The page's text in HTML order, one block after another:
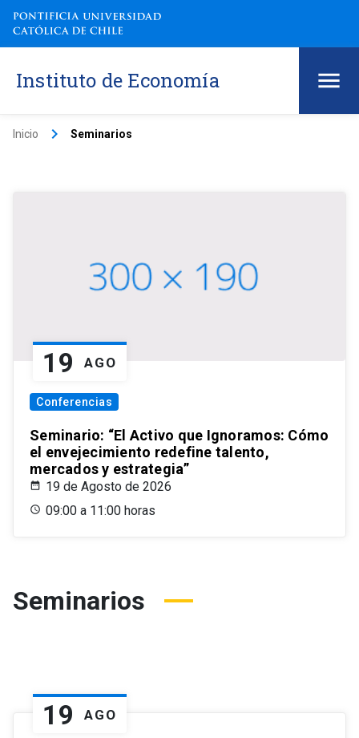
Instituto de Economía
Inicio keyboard_arrow_right Seminarios
19 AGO
Conferencias
Seminario: “El Activo que Ignoramos: Cómo
el envejecimiento redefine talento,
mercados y estrategia”
19 de Agosto de 2026
09:00 a 11:00 horas
Seminarios
19 AGO